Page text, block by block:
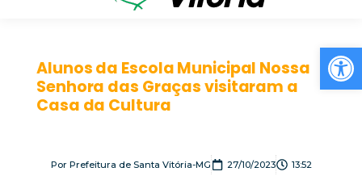
Alunos da Escola Municipal Nossa
Senhora das Graças visitaram a
Casa da Cultura
PorPrefeitura de Santa Vitória-MG 27/10/2023 13:52